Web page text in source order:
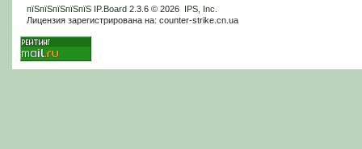
пїЅпїЅпїЅпїЅпїЅ IP.Board2.3.6 © 2026 IPS, Inc
Лицензия зарегистрирована на: counter-strike.cn.ua